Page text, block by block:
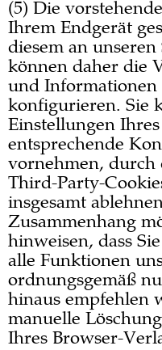
(5) Die
Ihrem Endgerät
diesem an
können daher die
und Informationen
konfigurieren. Sie
Einstellungen
entsprechende
vornehmen, durch
Third-Party-
insgesamt
Zusammenhang
hinweisen, dass
alle Funktionen
ordnungsgemäß
hinaus empfehlen
manuelle
Ihres Browser-